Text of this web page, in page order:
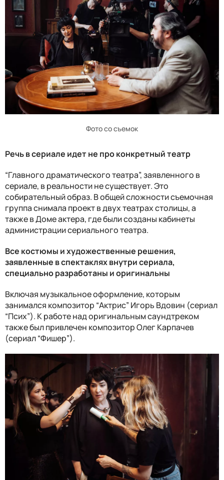
Фото со съемок
Речь в сериале идет не про конкретный театр
“Главного драматического театра”, заявленного в
сериале, в реальности не существует. Это
собирательный образ. В общей сложности съемочная
группа снимала проект в двух театрах столицы, а
также в Доме актера, где были созданы кабинеты
администрации сериального театра.
Все костюмы и художественные решения,
заявленные в спектаклях внутри сериала,
специально разработаны и оригинальны
Включая музыкальное оформление, которым
занимался композитор “Актрис” Игорь Вдовин (сериал
“Псих”). К работе над оригинальным саундтреком
также был привлечен композитор Олег Карпачев
(сериал “Фишер”).